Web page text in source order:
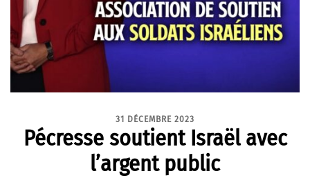
31 DÉCEMBRE 2023
Pécresse soutient Israël avec
l’argent public